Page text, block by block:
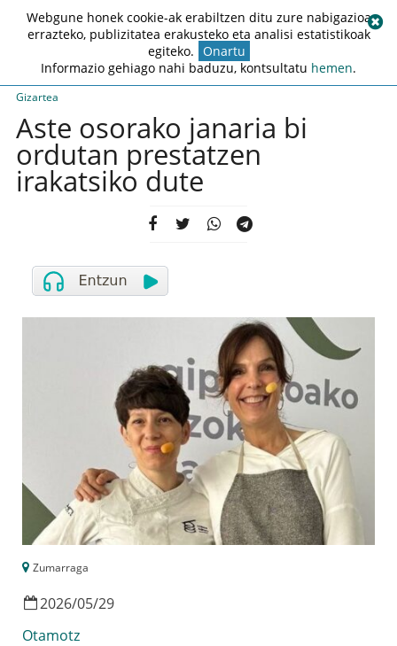
Gizartea
Aste osorako janaria bi
ordutan prestatzen
irakatsiko dute
Zumarraga
2026/05/29
Otamotz
Webgune honek cookie-ak erabiltzen ditu zure nabigazioa
errazteko, publizitatea erakusteko eta analisi estatistikoak
egiteko. Onartu
Informazio gehiago nahi baduzu, kontsultatu hemen.